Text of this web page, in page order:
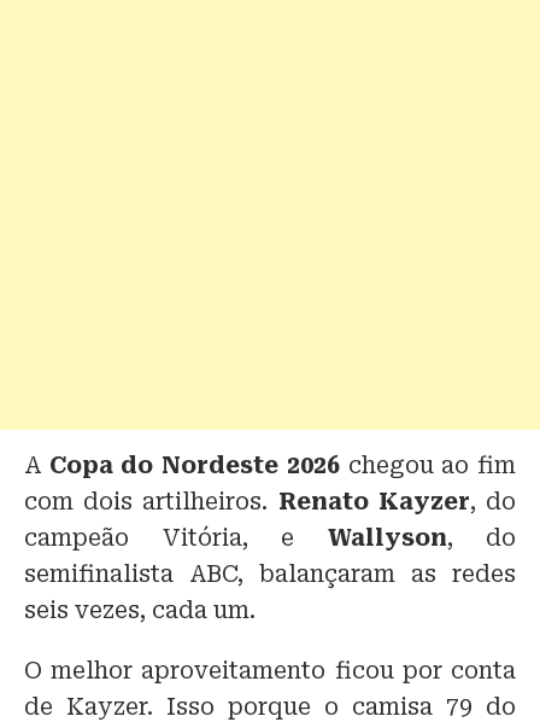
A Copa do Nordeste 2026chegou ao fim
com dois artilheiros. Renato Kayzer, do
campeão Vitória, e Wallyson, do
semifinalista ABC, balançaram as redes
seis vezes, cada um.
O melhor aproveitamento ficou por conta
de Kayzer. Isso porque o camisa 79 do